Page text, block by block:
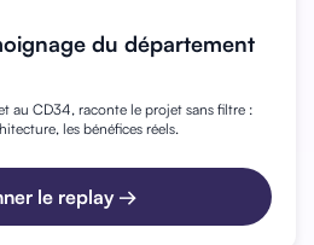
du département
au CD34, raconte le projet sans filtre :
les bénéfices réels.
le replay →